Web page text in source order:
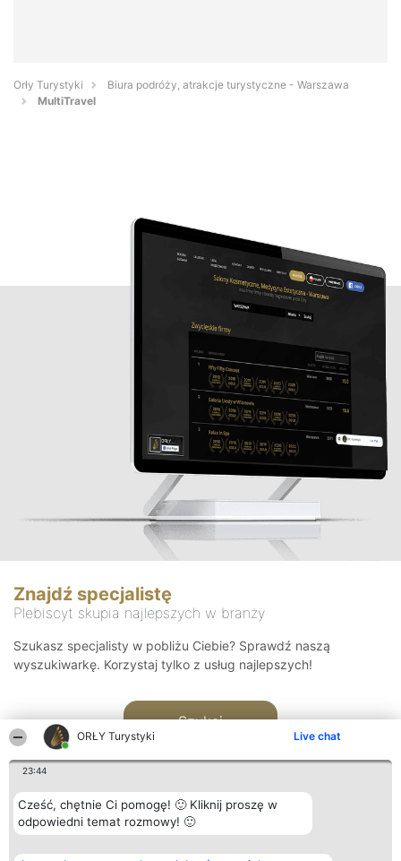
ORŁY Turystyki Live chat
23:44
Cześć, chętnie Ci pomogę! 🙂 Kliknij proszę w
odpowiedni temat rozmowy! 🙂
Orły Turystyki
Biura podróży, atrakcje turystyczne - Warszawa
MultiTravel
Znajdź specjalistę
Plebiscyt skupia najlepszych w branży
Szukasz specjalisty w pobliżu Ciebie? Sprawdź naszą
wyszukiwarkę. Korzystaj tylko z usług najlepszych!
Szukaj
Organizator plebiscytu Plebiscyt Kontakt